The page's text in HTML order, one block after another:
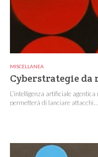
MISCELLANEA
Cyberstrategie da
L’intelligenza artificiale
permetterà di lanciare attacchi...